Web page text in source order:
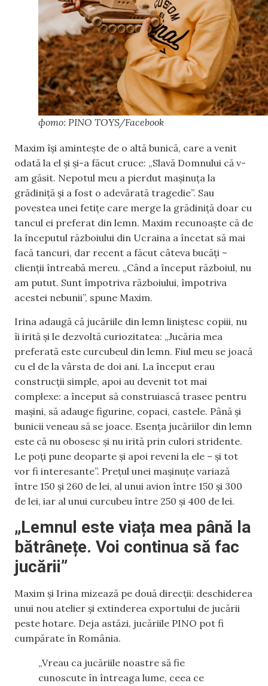
фото: PINO TOYS/Facebook
Maxim își amintește de o altă bunică, care a venit
odată la el și și-a făcut cruce: „Slavă Domnului că v-
am găsit. Nepotul meu a pierdut mașinuța la
grădiniță și a fost o adevărată tragedie”. Sau
povestea unei fetițe care merge la grădiniță doar cu
tancul ei preferat din lemn. Maxim recunoaște că de
la începutul războiului din Ucraina a încetat să mai
facă tancuri, dar recent a făcut câteva bucăți –
clienții întreabă mereu. „Când a început războiul, nu
am putut. Sunt împotriva războiului, împotriva
acestei nebunii”, spune Maxim.
Irina adaugă că jucăriile din lemn liniștesc copiii, nu
îi irită și le dezvoltă curiozitatea: „Jucăria mea
preferată este curcubeul din lemn. Fiul meu se joacă
cu el de la vârsta de doi ani. La început erau
construcții simple, apoi au devenit tot mai
complexe: a început să construiască trasee pentru
mașini, să adauge figurine, copaci, castele. Până și
bunicii veneau să se joace. Esența jucăriilor din lemn
este că nu obosesc și nu irită prin culori stridente.
Le poți pune deoparte și apoi reveni la ele – și tot
vor fi interesante”. Prețul unei mașinuțe variază
între 150 și 260 de lei, al unui avion între 150 și 300
de lei, iar al unui curcubeu între 250 și 400 de lei.
„Lemnul este viața mea până la
bătrânețe. Voi continua să fac
jucării”
Maxim și Irina mizează pe două direcții: deschiderea
unui nou atelier și extinderea exportului de jucării
peste hotare. Deja astăzi, jucăriile PINO pot fi
cumpărate în România.
„Vreau ca jucăriile noastre să fie
cunoscute în întreaga lume, ceea ce